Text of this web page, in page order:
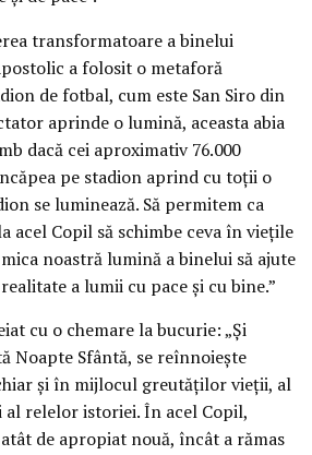
transformatoare a binelui
a folosit o metaforă
de fotbal, cum este San Siro din
aprinde o lumină, aceasta abia
dacă cei aproximativ 76.000
pe stadion aprind cu toții o
se luminează. Să permitem ca
acel Copil să schimbe ceva în viețile
noastră lumină a binelui să ajute
a lumii cu pace și cu bine.”
cu o chemare la bucurie: „Și
Noapte Sfântă, se reînnoiește
și în mijlocul greutăților vieții, al
relelor istoriei. În acel Copil,
de apropiat nouă, încât a rămas